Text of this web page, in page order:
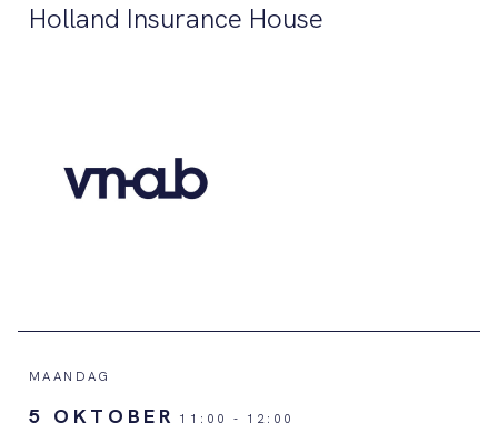
Holland Insurance House
MAANDAG
5 OKTOBER 11:00 - 12:00